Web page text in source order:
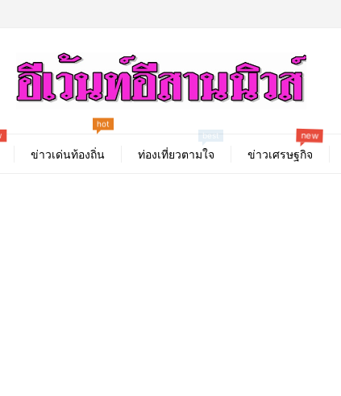
ข่าวเด่นท้องถิ่น ท่องเที่ยวตามใจ
best
ข่าวเศรษฐกิจ
new